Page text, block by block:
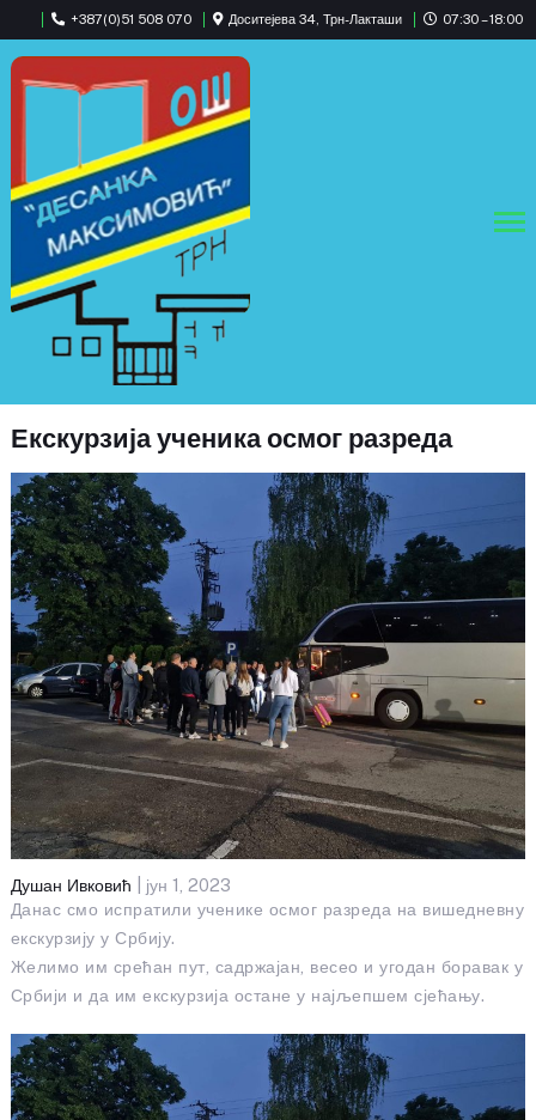
+387(0)51 508 070 Доситејева 34, Трн-Лакташи 07:30 – 18:00
Екскурзија ученика осмог разреда
Душан Ивковић | јун 1, 2023
Данас смо испратили ученике осмог разреда на вишедневну
екскурзију у Србију.
Желимо им срећан пут, садржајан, весео и угодан боравак у
Србији и да им екскурзија остане у најљепшем сјећању.